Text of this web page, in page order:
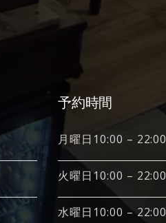
予約時間
月曜日10:00 – 22:00
火曜日10:00 – 22:00
水曜日10:00 – 22:00